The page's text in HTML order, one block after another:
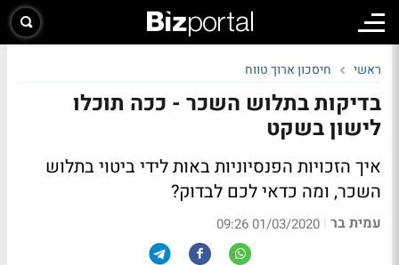
ראשי חיסכון ארוך טווח
בדיקות בתלוש השכר - ככה תוכלו
לישון בשקט
איך הזכויות הפנסיוניות באות לידי ביטוי בתלוש
השכר, ומה כדאי לכם לבדוק?
עמית בר |
01/03/2020 09:26